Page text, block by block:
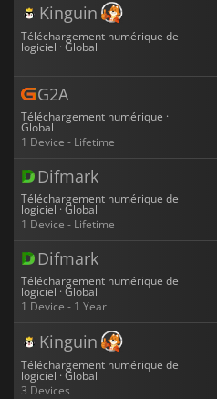
Kinguin
Téléchargement numérique de
logiciel · Global
G2A
Téléchargement numérique ·
Global
1 Device - Lifetime
Difmark
Téléchargement numérique de
logiciel · Global
1 Device - Lifetime
Difmark
Téléchargement numérique de
logiciel · Global
1 Device - 1 Year
Kinguin
Téléchargement numérique de
logiciel · Global
3 Devices